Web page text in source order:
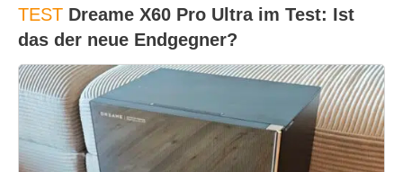
TEST Dreame X60 Pro Ultra im Test: Ist
das der neue Endgegner?